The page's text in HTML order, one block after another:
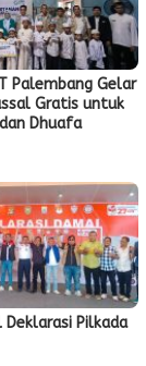
Palembang Gelar
Gratis untuk
Dhuafa
Deklarasi Pilkada